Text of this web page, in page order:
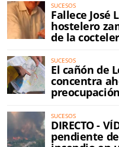
SUCESOS
Fallece José
hostelero
de la
SUCESOS
El cañón de
concentra
SUCESOS
DIRECTO -
pendiente